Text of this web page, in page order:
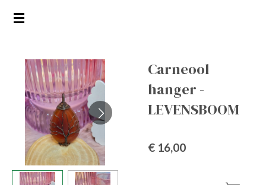
Ga
hoofdinhoud
Carneool
hanger -
LEVENSBOOM
€ 16,00